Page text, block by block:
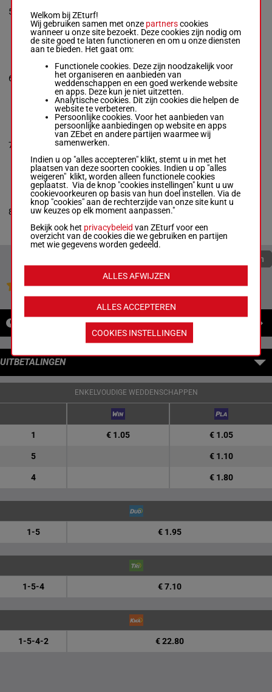
5
Rybka
Box: 5 -R/9 - 1600m
2a 3a 4a 2a 4a
6
GO RANDY GO
Jay Randall-Paul
R/6 - 1600m
0a 4a 0a 4a 3a
R/6 1600m0a 4a 0a
4a 3a
7
TRANSATLANTIC
Edward Clement-
Edward Clement
0a 0a 0a 0a 4a
R/10
8
ASTAIRES ARSENAL
Frank Affrunti-Misty
Carey
0a 0a 0a 0a 0a
R/4 1600m0a 0a 0a
0a 0a
Quoteringen verversen
Jouw favoriete paarden
UITBETALINGEN
ENKELVOUDIGE WEDDENSCHAPPEN
1 € 1.05 € 1.05
5 € 1.10
4 € 1.80
1-5 € 1.95
1-5-4 € 7.10
1-5-4-2 € 22.80
Welkom bij ZEturf!
Wij gebruiken samen met onze partnerscookies
wanneer u onze site bezoekt. Deze cookies zijn nodig om
de site goed te laten functioneren en om u onze diensten
aan te bieden. Het gaat om:
Functionele cookies. Deze zijn noodzakelijk voor
het organiseren en aanbieden van
weddenschappen en een goed werkende website
en apps. Deze kun je niet uitzetten.
Analytische cookies. Dit zijn cookies die helpen de
website te verbeteren.
Persoonlijke cookies. Voor het aanbieden van
persoonlijke aanbiedingen op website en apps
van ZEbet en andere partijen waarmee wij
samenwerken.
Indien u op "alles accepteren" klikt, stemt u in met het
plaatsen van deze soorten cookies. Indien u op "alles
weigeren" klikt, worden alleen functionele cookies
geplaatst. Via de knop "cookies instellingen" kunt u uw
cookievoorkeuren op basis van hun doel instellen. Via de
knop "cookies" aan de rechterzijde van onze site kunt u
uw keuzes op elk moment aanpassen."
Bekijk ook het privacybeleid van ZEturf voor een
overzicht van de cookies die we gebruiken en partijen
met wie gegevens worden gedeeld.
ALLES ACCEPTEREN
ALLES AFWIJZEN
COOKIES INSTELLINGEN